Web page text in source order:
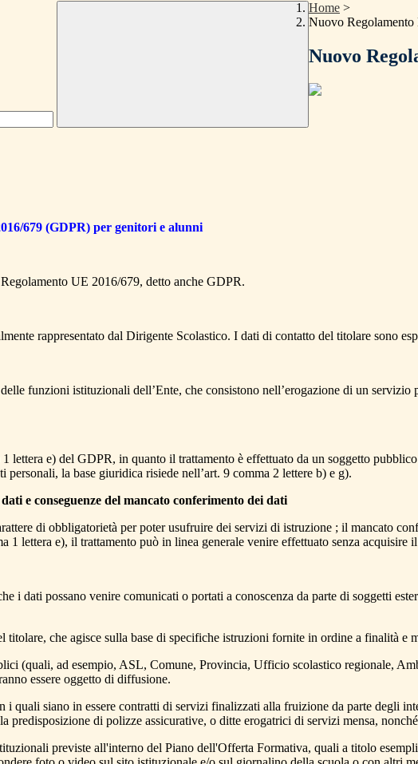
Home >
Nuovo
Nuovo
679 (GDPR) per genitori e alunni
UE 2016/679, detto anche GDPR.
rappresentato dal Dirigente Scolastico. I dati di contatto del titolare sono
funzioni istituzionali dell’Ente, che consistono nell’erogazione di un
lettera e) del GDPR, in quanto il trattamento è effettuato da un soggetto
la base giuridica risiede nell’art. 9 comma 2 lettere b) e g).
e conseguenze del mancato conferimento dei dati
di obbligatorietà per poter usufruire dei servizi di istruzione ; il mancato
lettera e), il trattamento può in linea generale venire effettuato senza acquisire il
i dati possano venire comunicati o portati a conoscenza da parte di soggetti
che agisce sulla base di specifiche istruzioni fornite in ordine a finalità e
(quali, ad esempio, ASL, Comune, Provincia, Ufficio scolastico regionale,
essere oggetto di diffusione.
quali siano in essere contratti di servizi finalizzati alla fruizione da parte degli
predisposizione di polizze assicurative, o ditte erogatrici di servizi mensa,
previste all'interno del Piano dell'Offerta Formativa, quali a titolo